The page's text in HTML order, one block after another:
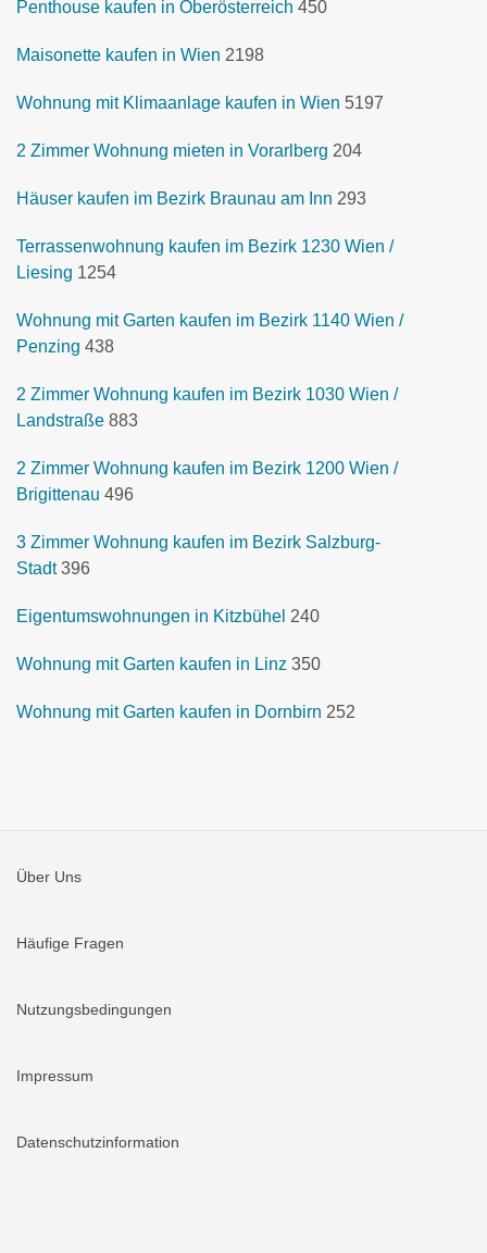
Penthouse kaufen in Oberösterreich 450
Maisonette kaufen in Wien 2198
Wohnung mit Klimaanlage kaufen in Wien 5197
2 Zimmer Wohnung mieten in Vorarlberg 204
Häuser kaufen im Bezirk Braunau am Inn 293
Terrassenwohnung kaufen im Bezirk 1230 Wien /
Liesing 1254
Wohnung mit Garten kaufen im Bezirk 1140 Wien /
Penzing 438
2 Zimmer Wohnung kaufen im Bezirk 1030 Wien /
Landstraße 883
2 Zimmer Wohnung kaufen im Bezirk 1200 Wien /
Brigittenau 496
3 Zimmer Wohnung kaufen im Bezirk Salzburg-
Stadt 396
Eigentumswohnungen in Kitzbühel 240
Wohnung mit Garten kaufen in Linz 350
Wohnung mit Garten kaufen in Dornbirn 252
Über Uns
Häufige Fragen
Nutzungsbedingungen
Impressum
Datenschutzinformation